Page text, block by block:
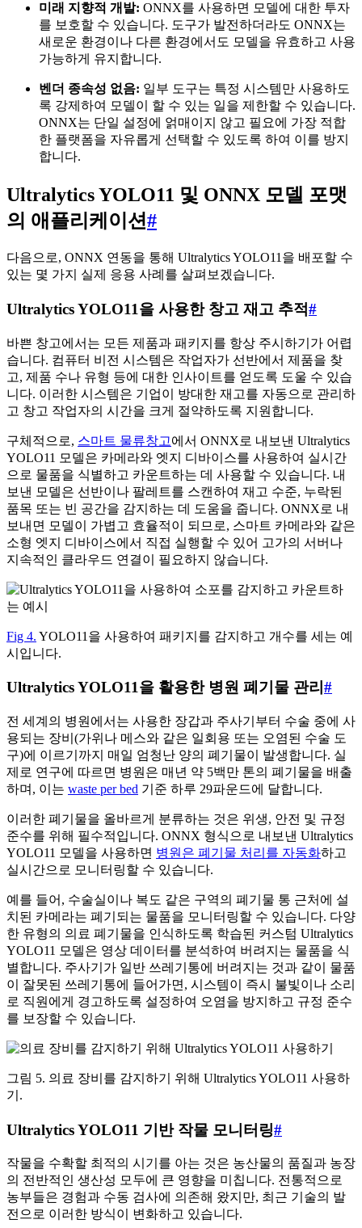
미래 지향적 개발: ONNX를 사용하면 모델에 대한 투자
를 보호할 수 있습니다. 도구가 발전하더라도 ONNX는
새로운 환경이나 다른 환경에서도 모델을 유효하고 사용
가능하게 유지합니다.
벤더 종속성 없음: 일부 도구는 특정 시스템만 사용하도
록 강제하여 모델이 할 수 있는 일을 제한할 수 있습니다.
ONNX는 단일 설정에 얽매이지 않고 필요에 가장 적합
한 플랫폼을 자유롭게 선택할 수 있도록 하여 이를 방지
합니다.
Ultralytics YOLO11 및 ONNX 모델 포맷
의 애플리케이션#
다음으로, ONNX 연동을 통해 Ultralytics YOLO11을 배포할 수
있는 몇 가지 실제 응용 사례를 살펴보겠습니다.
Ultralytics YOLO11을 사용한 창고 재고 추적#
바쁜 창고에서는 모든 제품과 패키지를 항상 주시하기가 어렵
습니다. 컴퓨터 비전 시스템은 작업자가 선반에서 제품을 찾
고, 제품 수나 유형 등에 대한 인사이트를 얻도록 도울 수 있습
니다. 이러한 시스템은 기업이 방대한 재고를 자동으로 관리하
고 창고 작업자의 시간을 크게 절약하도록 지원합니다.
구체적으로, 스마트 물류창고에서 ONNX로 내보낸 Ultralytics
YOLO11 모델은 카메라와 엣지 디바이스를 사용하여 실시간
으로 물품을 식별하고 카운트하는 데 사용할 수 있습니다. 내
보낸 모델은 선반이나 팔레트를 스캔하여 재고 수준, 누락된
품목 또는 빈 공간을 감지하는 데 도움을 줍니다. ONNX로 내
보내면 모델이 가볍고 효율적이 되므로, 스마트 카메라와 같은
소형 엣지 디바이스에서 직접 실행할 수 있어 고가의 서버나
지속적인 클라우드 연결이 필요하지 않습니다.
Fig 4. YOLO11을 사용하여 패키지를 감지하고 개수를 세는 예
시입니다.
Ultralytics YOLO11을 활용한 병원 폐기물 관리 #
전 세계의 병원에서는 사용한 장갑과 주사기부터 수술 중에 사
용되는 장비(가위나 메스와 같은 일회용 또는 오염된 수술 도
구)에 이르기까지 매일 엄청난 양의 폐기물이 발생합니다. 실
제로 연구에 따르면 병원은 매년 약 5백만 톤의 폐기물을 배출
하며, 이는 waste per bed 기준 하루 29파운드에 달합니다.
이러한 폐기물을 올바르게 분류하는 것은 위생, 안전 및 규정
준수를 위해 필수적입니다. ONNX 형식으로 내보낸 Ultralytics
YOLO11 모델을 사용하면 병원은 폐기물 처리를 자동화하고
실시간으로 모니터링할 수 있습니다.
예를 들어, 수술실이나 복도 같은 구역의 폐기물 통 근처에 설
치된 카메라는 폐기되는 물품을 모니터링할 수 있습니다. 다양
한 유형의 의료 폐기물을 인식하도록 학습된 커스텀 Ultralytics
YOLO11 모델은 영상 데이터를 분석하여 버려지는 물품을 식
별합니다. 주사기가 일반 쓰레기통에 버려지는 것과 같이 물품
이 잘못된 쓰레기통에 들어가면, 시스템이 즉시 불빛이나 소리
로 직원에게 경고하도록 설정하여 오염을 방지하고 규정 준수
를 보장할 수 있습니다.
그림 5. 의료 장비를 감지하기 위해 Ultralytics YOLO11 사용하
기.
Ultralytics YOLO11 기반 작물 모니터링#
작물을 수확할 최적의 시기를 아는 것은 농산물의 품질과 농장
의 전반적인 생산성 모두에 큰 영향을 미칩니다. 전통적으로
농부들은 경험과 수동 검사에 의존해 왔지만, 최근 기술의 발
전으로 이러한 방식이 변화하고 있습니다.